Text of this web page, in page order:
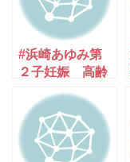
#浜崎あゆみ第
２子妊娠 高齢
は健在だ～★